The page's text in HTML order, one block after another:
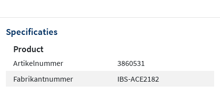
Specificaties
Product
Artikelnummer
3860531
Fabrikantnummer
IBS-ACE2182